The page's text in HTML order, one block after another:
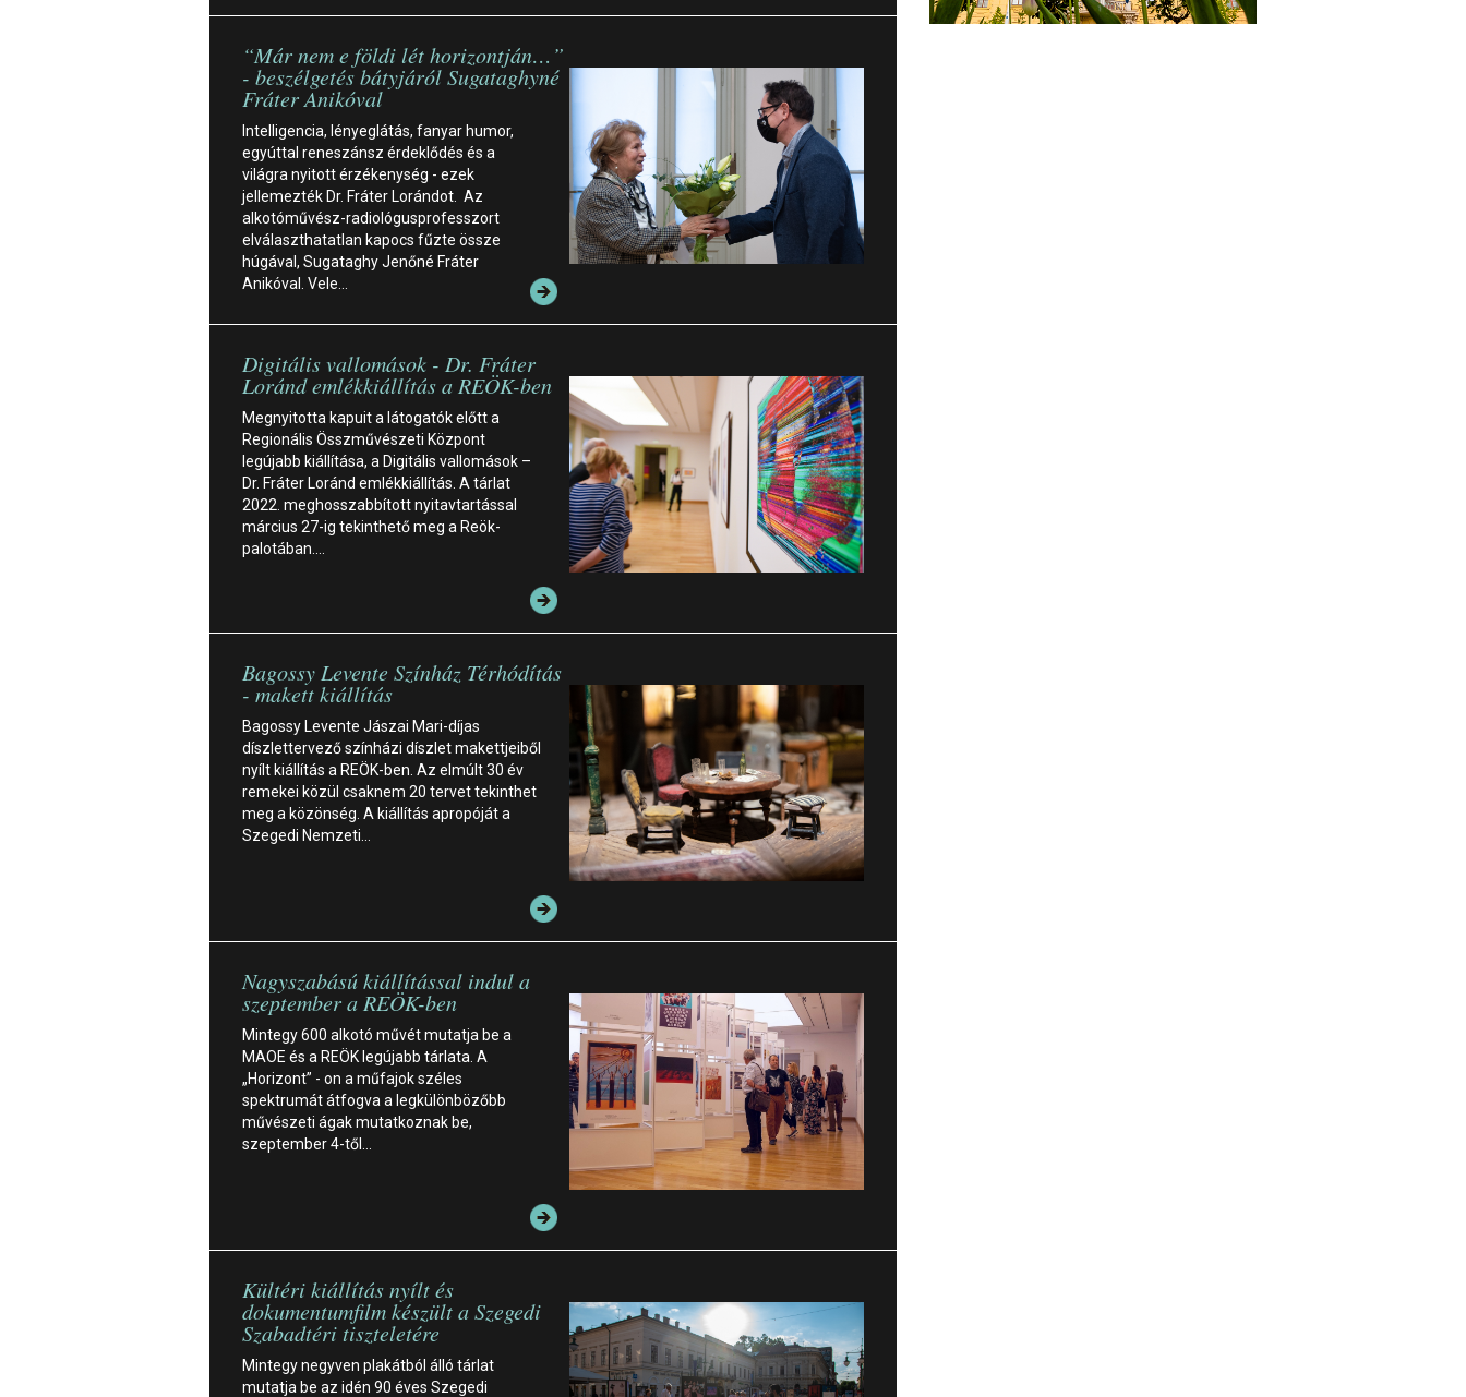
“Már nem e földi lét horizontján…”
- beszélgetés bátyjáról Sugataghyné
Fráter Anikóval
Intelligencia, lényeglátás, fanyar humor,
egyúttal reneszánsz érdeklődés és a
világra nyitott érzékenység - ezek
jellemezték Dr. Fráter Lorándot. Az
alkotóművész-radiológusprofesszort
elválaszthatatlan kapocs fűzte össze
húgával, Sugataghy Jenőné Fráter
Anikóval. Vele…
Digitális vallomások - Dr. Fráter
Loránd emlékkiállítás a REÖK-ben
Megnyitotta kapuit a látogatók előtt a
Regionális Összművészeti Központ
legújabb kiállítása, a Digitális vallomások –
Dr. Fráter Loránd emlékkiállítás. A tárlat
2022. meghosszabbított nyitavtartással
március 27-ig tekinthető meg a Reök-
palotában.…
Bagossy Levente Színház Térhódítás
- makett kiállítás
Bagossy Levente Jászai Mari-díjas
díszlettervező színházi díszlet makettjeiből
nyílt kiállítás a REÖK-ben. Az elmúlt 30 év
remekei közül csaknem 20 tervet tekinthet
meg a közönség. A kiállítás apropóját a
Szegedi Nemzeti…
Nagyszabású kiállítással indul a
szeptember a REÖK-ben
Mintegy 600 alkotó művét mutatja be a
MAOE és a REÖK legújabb tárlata. A
„Horizont” - on a műfajok széles
spektrumát átfogva a legkülönbözőbb
művészeti ágak mutatkoznak be,
szeptember 4-től…
Kültéri kiállítás nyílt és
dokumentumfilm készült a Szegedi
Szabadtéri tiszteletére
Mintegy negyven plakátból álló tárlat
mutatja be az idén 90 éves Szegedi